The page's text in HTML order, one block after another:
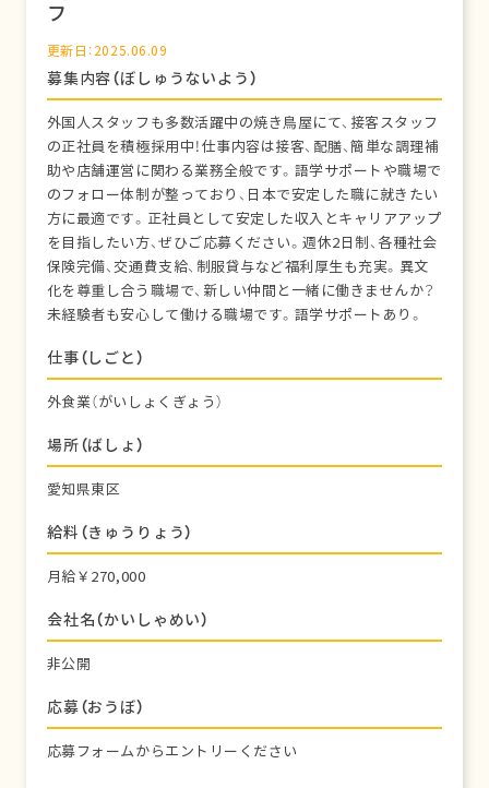
フ
更新日：2025.06.09
募集内容（ぼしゅうないよう）
外国人スタッフも多数活躍中の焼き鳥屋にて、接客スタッフ
の正社員を積極採用中！仕事内容は接客、配膳、簡単な調理補
助や店舗運営に関わる業務全般です。語学サポートや職場で
のフォロー体制が整っており、日本で安定した職に就きたい
方に最適です。正社員として安定した収入とキャリアアップ
を目指したい方、ぜひご応募ください。週休2日制、各種社会
保険完備、交通費支給、制服貸与など福利厚生も充実。異文
化を尊重し合う職場で、新しい仲間と一緒に働きませんか？
未経験者も安心して働ける職場です。語学サポートあり。
仕事（しごと）
外食業（がいしょくぎょう）
場所（ばしょ）
愛知県東区
給料（きゅうりょう）
月給￥270,000
会社名（かいしゃめい）
非公開
応募（おうぼ）
応募フォームからエントリーください